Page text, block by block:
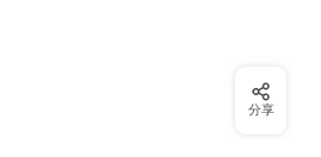
分享